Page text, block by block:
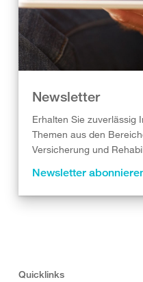
Newsletter
Erhalten Sie zuverlässig
Themen aus den
Versicherung und
Newsletter
Quicklinks